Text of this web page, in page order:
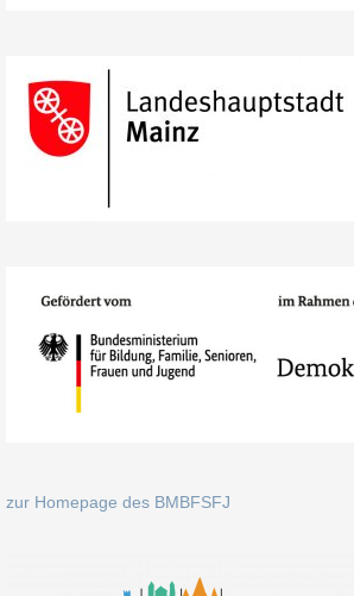
zur Homepage des BMBFSFJ